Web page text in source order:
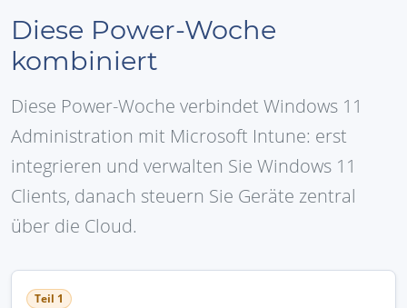
Diese Power-Woche
kombiniert
Diese Power-Woche verbindet Windows 11
Administration mit Microsoft Intune: erst
integrieren und verwalten Sie Windows 11
Clients, danach steuern Sie Geräte zentral
über die Cloud.
Teil 1